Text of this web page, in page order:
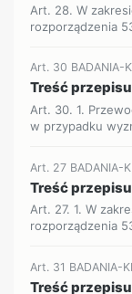
Art. 28. W
rozporządzenia
Art. 30 BADANIA-
Treść przepisu
Art. 30. 1.
w przypadku
Art. 27 BADANIA-
Treść przepisu
Art. 27. 1. W
rozporządzenia
Art. 31 BADANIA-
Treść przepisu